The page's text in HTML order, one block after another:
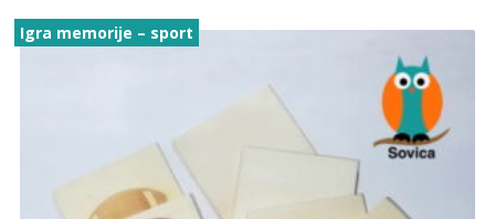
Igra memorije – sport